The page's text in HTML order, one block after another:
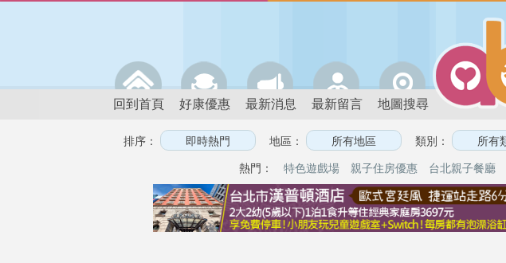
回到首頁 好康優惠 最新消息 最新留言 地圖搜尋
排序： 地區： 類別：
熱門： 特色遊戲場 親子住房優惠 台北親子餐廳